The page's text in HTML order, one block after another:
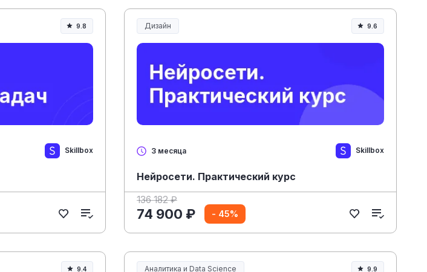
9.8
Skillbox
Дизайн 9.6
3 месяца Skillbox
Нейросети. Практический курс
136 182 ₽
74 900 ₽ - 45%
9.4 Аналитика и Data Science 9.9